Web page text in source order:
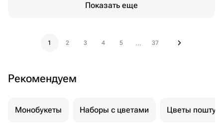
Показать еще
1 2 3 4 5 ... 37
Рекомендуем
Монобукеты Наборы с цветами Цветы